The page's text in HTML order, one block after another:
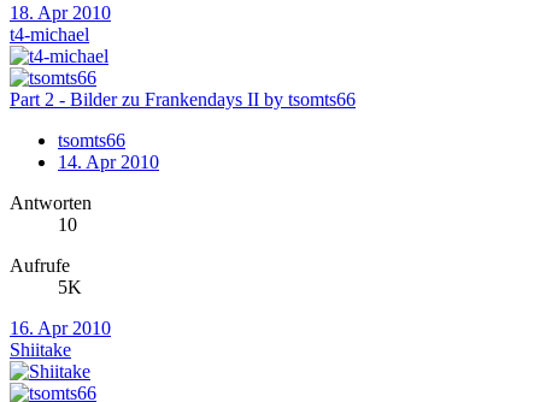
18. Apr 2010
t4-michael
Part 2 - Bilder zu Frankendays II by tsomts66
tsomts66
14. Apr 2010
Antworten
10
Aufrufe
5K
16. Apr 2010
Shiitake